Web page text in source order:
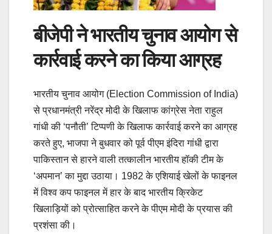
बीजेपी ने भारतीय चुनाव आयोग से
कार्रवाई करने का किया आग्रह
भारतीय चुनाव आयोग (Election Commission of India)
से प्रधानमंत्री नरेंद्र मोदी के खिलाफ कांग्रेस नेता राहुल
गांधी की ‘पनौती’ टिप्पणी के खिलाफ कार्रवाई करने का आग्रह
करते हुए, भाजपा ने बुधवार को पूर्व पीएम इंदिरा गांधी द्वारा
पाकिस्तान से हारने वाली तत्कालीन भारतीय हॉकी टीम के
‘अपमान’ का मुद्दा उठाया। 1982 के एशियाई खेलों के फाइनल
में विश्व कप फाइनल में हार के बाद भारतीय क्रिकेट
खिलाड़ियों को प्रोत्साहित करने के पीएम मोदी के प्रयास की
प्रशंसा की।